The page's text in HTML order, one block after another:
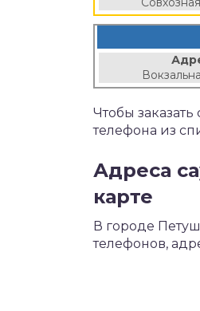
Чтобы
телефона из
Адреса
карте
В городе
телефонов,